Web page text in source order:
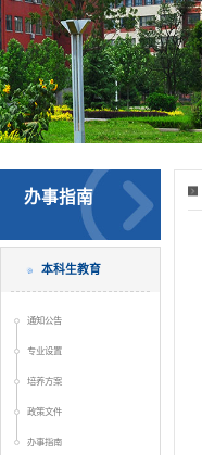
办事指南
本科生教育
通知公告
专业设置
培养方案
政策文件
办事指南